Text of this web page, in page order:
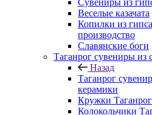
Сувениры из
Веселые казачата
Копилки из
производство
Славянские боги
Таганрог сувениры из
Назад
Таганрог
керамики
Кружки Таганрог
Колокольчики